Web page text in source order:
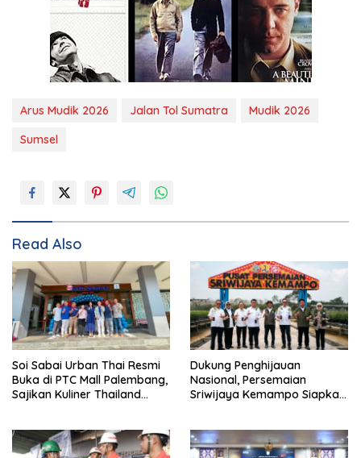
Arus Mudik 2026 Jalan Tol Sumatra
Mudik 2026
Sumsel
Read Also
Soi Sabai Urban Thai Resmi
Buka di PTC Mall Palembang,
Sajikan Kuliner Thailand
Dukung Penghijauan
Nasional, Persemaian
Sriwijaya Kemampo Siapkan